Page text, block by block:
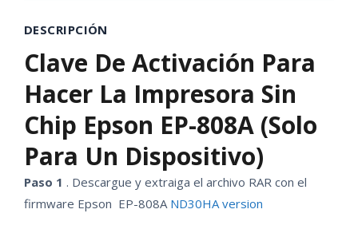
DESCRIPCIÓN
Clave De Activación Para
Hacer La Impresora Sin
Chip Epson EP-808A (solo
Para Un Dispositivo)
Paso 1 . Descargue y extraiga el archivo RAR con el
firmware Epson EP-808A ND30HA version